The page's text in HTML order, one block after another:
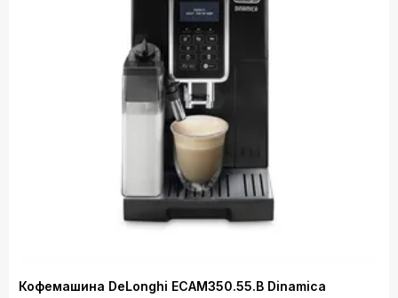
Кофемашина DeLonghi ECAM350.55.B Dinamica